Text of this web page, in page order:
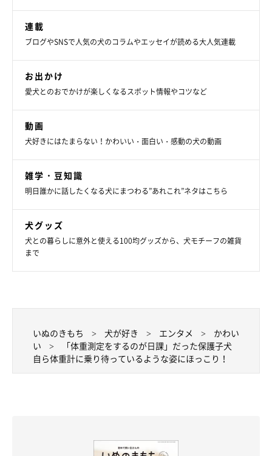
連載
ブログやSNSで人気の犬のコラムやエッセイが読める大人気連載
お出かけ
愛犬とのおでかけが楽しくなるスポット情報やコツなど
動画
犬好きにはたまらない！かわいい・面白い・感動の犬の動画
雑学・豆知識
明日誰かに話したくなる犬にまつわる”あれこれ”ネタはこちら
犬グッズ
犬との暮らしに意外と使える100均グッズから、犬モチーフの雑貨
まで
いぬのきもち 犬が好き エンタメ
かわい
い
「体重測定をするのが日課」だった保護子犬
自ら体重計に乗り待っているような姿にほっこり！